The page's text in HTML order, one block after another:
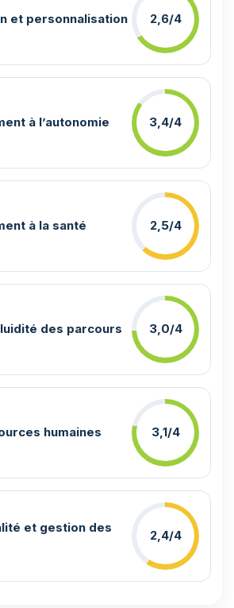
et personnalisation 2,6/4
à l’autonomie 3,4/4
à la santé 2,5/4
des parcours 3,0/4
humaines 3,1/4
et gestion des
2,4/4